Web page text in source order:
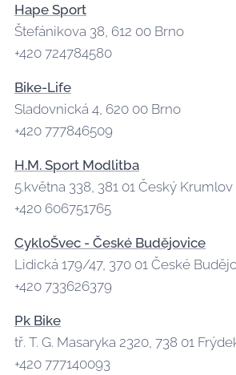
Hape Sport
Štefánikova 38, 612 00 Brno
+420 724784580
Bike-Life
Sladovnická 4, 620 00 Brno
+420 777846509
H.M. Sport Modlitba
5.května 338, 381 01 Český Krumlov
+420 606751765
CykloŠvec - České Budějovice
Lidická 179/47, 370 01 České
+420 733626379
Pk Bike
tř. T. G. Masaryka 2320, 738 01
+420 777140093